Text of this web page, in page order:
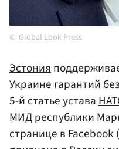
Global Look Press
Эстония
Украинегарантий
5-й статье устава
МИД республики
странице в